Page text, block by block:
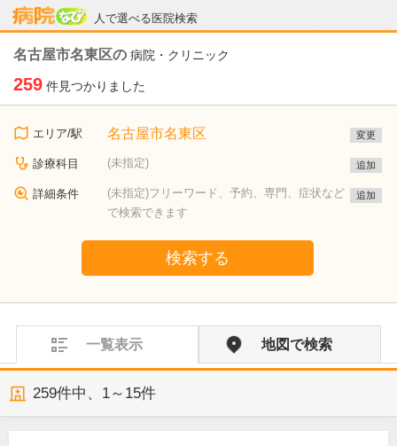
人で選べる医院検索
病院なび
名古屋市名東区の 病院・クリニック
259 件見つかりました
エリア/駅 名古屋市名東区 変更
診療科目 (未指定) 追加
詳細条件
(未指定)フリーワード、予約、専門、症状など
で検索できます
追加
検索する
一覧表示 地図で検索
259件中、 1～15件